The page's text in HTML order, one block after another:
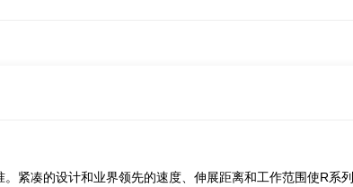
紧凑的设计和业界领先的速度、伸展距离和工作范围使R系